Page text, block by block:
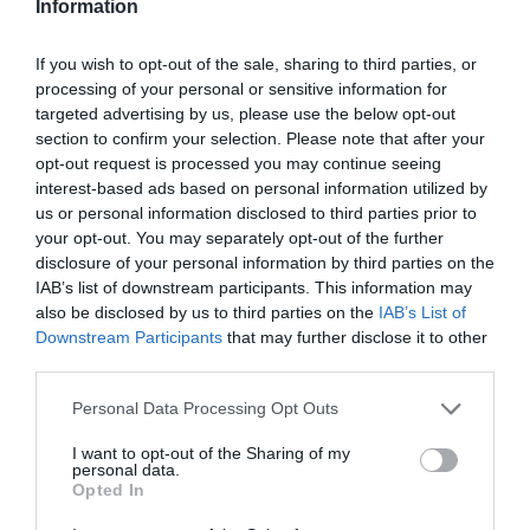
Information
If you wish to opt-out of the sale, sharing to third parties, or
processing of your personal or sensitive information for
targeted advertising by us, please use the below opt-out
section to confirm your selection. Please note that after your
opt-out request is processed you may continue seeing
interest-based ads based on personal information utilized by
us or personal information disclosed to third parties prior to
your opt-out. You may separately opt-out of the further
disclosure of your personal information by third parties on the
IAB’s list of downstream participants. This information may
also be disclosed by us to third parties on the IAB’s List of
Downstream Participants that may further disclose it to other
Please note that this website/app uses one or more Google
not limited to your visit or usage behaviour. You may click to
grant or deny consent to Google and its third-party tags to
use your data for below specified purposes in below Google
Personal Data Processing Opt Outs
I want to opt-out of the Sharing of my
personal data.
Opted In
απορρόφησης της Ευρώπη
Holdings – Νέο σχήμα
bancassurance αλλάζει τα
δεδομένα
21.05.2026
ΤΡΑΠΕΖΕΣ
CrediaBank: Πρόσβαση σε